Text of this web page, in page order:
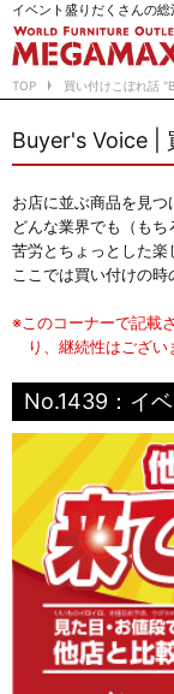
イベント盛りだくさんの
TOP 買い付けこぼれ話
Buyer's Voice |
お店に並ぶ商品を見つ
どんな業界でも（も
苦労とちょっとした楽
ここでは買い付けの時
※このコーナーで記載
り、継続性はござい
No.1439：イ